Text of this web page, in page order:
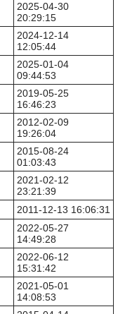
2025-04-30
20:29:15
2024-12-14
12:05:44
2025-01-04
09:44:53
2019-05-25
16:46:23
2012-02-09
19:26:04
2015-08-24
01:03:43
2021-02-12
23:21:39
2011-12-13 16:06:31
2022-05-27
14:49:28
2022-06-12
15:31:42
2021-05-01
14:08:53